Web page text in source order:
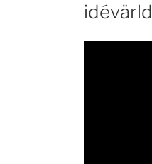
idévärld